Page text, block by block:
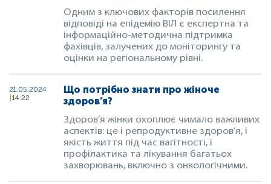
Одним з ключових факторів посилення
відповіді на епідемію ВІЛ є експертна та
інформаційно-методична підтримка
фахівців, залучених до моніторингу та
оцінки на регіональному рівні.
21.05.2024
14:22
Що потрібно знати про жіноче
здоров’я?
Здоров’я жінки охоплює чимало важливих
аспектів: це і репродуктивне здоров’я, і
якість життя під час вагітності, і
профілактика та лікування багатьох
захворювань, включно з онкологічними.